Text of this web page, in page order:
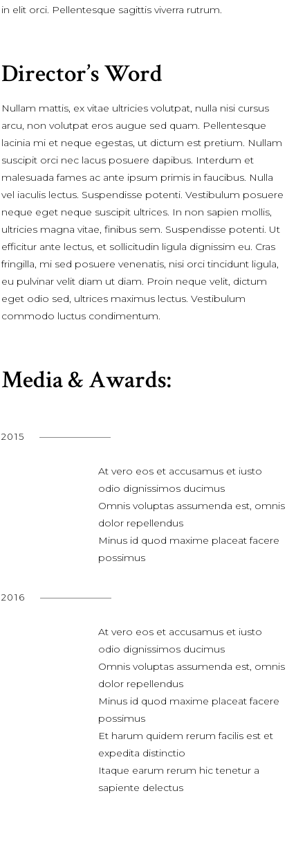
in elit orci. Pellentesque sagittis viverra rutrum.
Director’s Word
Nullam mattis, ex vitae ultricies volutpat, nulla nisi cursus
arcu, non volutpat eros augue sed quam. Pellentesque
lacinia mi et neque egestas, ut dictum est pretium. Nullam
suscipit orci nec lacus posuere dapibus. Interdum et
malesuada fames ac ante ipsum primis in faucibus. Nulla
vel iaculis lectus. Suspendisse potenti. Vestibulum posuere
neque eget neque suscipit ultrices. In non sapien mollis,
ultricies magna vitae, finibus sem. Suspendisse potenti. Ut
efficitur ante lectus, et sollicitudin ligula dignissim eu. Cras
fringilla, mi sed posuere venenatis, nisi orci tincidunt ligula,
eu pulvinar velit diam ut diam. Proin neque velit, dictum
eget odio sed, ultrices maximus lectus. Vestibulum
commodo luctus condimentum.
Media & Awards:
2015
At vero eos et accusamus et iusto
odio dignissimos ducimus
Omnis voluptas assumenda est, omnis
dolor repellendus
Minus id quod maxime placeat facere
possimus
2016
At vero eos et accusamus et iusto
odio dignissimos ducimus
Omnis voluptas assumenda est, omnis
dolor repellendus
Minus id quod maxime placeat facere
possimus
Et harum quidem rerum facilis est et
expedita distinctio
Itaque earum rerum hic tenetur a
sapiente delectus